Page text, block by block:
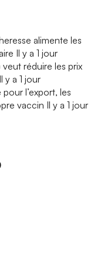
alimente les
Il y a 1 jour
réduire les prix
Il y a 1 jour
l’export, les
vaccin Il y a 1 jour